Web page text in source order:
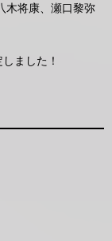
木将康、瀬口黎弥
ました！